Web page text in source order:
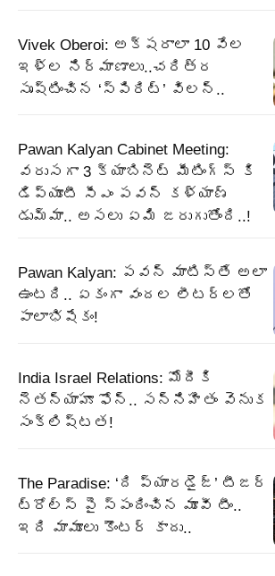
Vivek Oberoi: అక్షరాలా 10 వేల
ఇళ్ల నిర్మాణాలు..చరిత్ర
సృష్టించిన ‘స్పిరిట్’ విలన్..
Pawan Kalyan Cabinet Meeting:
వరుసగా 3 క్యాబినెట్ మీటింగ్స్ కి
డిప్యూటీ సీఎం పవన్ కళ్యాణ్
డుమ్మా.. అసలు ఏమి జరుగుతోంది..!
Pawan Kalyan: పవన్ మాటిస్తే అలా
ఉంటది.. ఏకంగా వందల లీటర్లతో
పాలాభిషేకం!
India Israel Relations: మోదీకి
నెతన్యాహూ ఫోన్‌.. సన్నిహితం వెనుక
సంక్లిష్టత!
The Paradise: ‘ది ప్యారడైజ్’ టీజర్
ట్రోల్స్ పై స్పందించిన మూవీ టీం..
ఇది మామూలు కౌంటర్ కాదు..